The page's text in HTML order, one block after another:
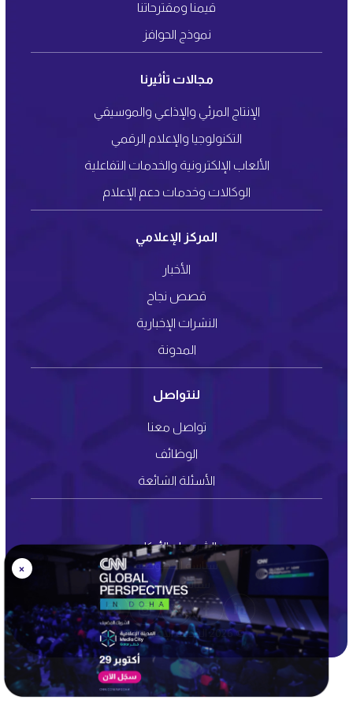
قيمنا ومقترحاتنا
نموذج الحوافز
مجالات تأثيرنا
الإنتاج المرئي والإذاعي والموسيقي
التكنولوجيا والإعلام الرقمي
الألعاب الإلكترونية والخدمات التفاعلية
الوكالات وخدمات دعم الإعلام
المركز الإعلامي
الأخبار
قصص نجاح
النشرات الإخبارية
المدونة
لنتواصل
تواصل معنا
الوظائف
الأسئلة الشائعة
الشروط والأحكام
سياسة الخصوصية
سياسة الكوكيز
© 2026 المدينة الإعلامية قطر
×